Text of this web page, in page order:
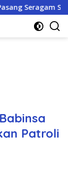
Murid Baru SD
Patroli